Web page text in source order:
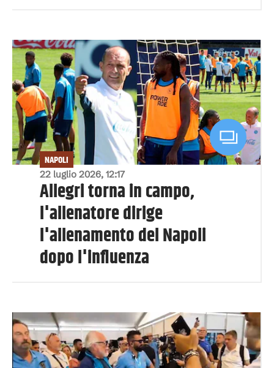
22 luglio 2026, 12:17
NAPOLI
Allegri torna in campo,
l'allenatore dirige
l'allenamento del Napoli
dopo l'influenza